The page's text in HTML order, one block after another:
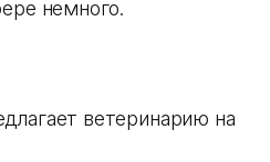
немного.
ветеринарию на